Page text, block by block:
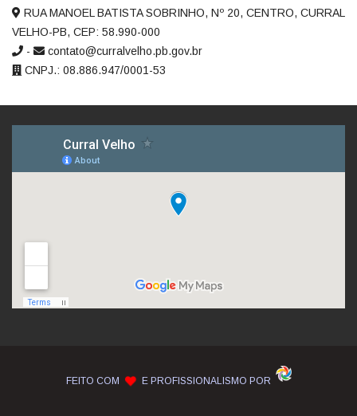
RUA MANOEL BATISTA SOBRINHO, Nº 20, CENTRO, CURRAL
VELHO-PB, CEP: 58.990-000
-
contato@curralvelho.pb.gov.br
CNPJ.: 08.886.947/0001-53
FEITO COM E PROFISSIONALISMO POR